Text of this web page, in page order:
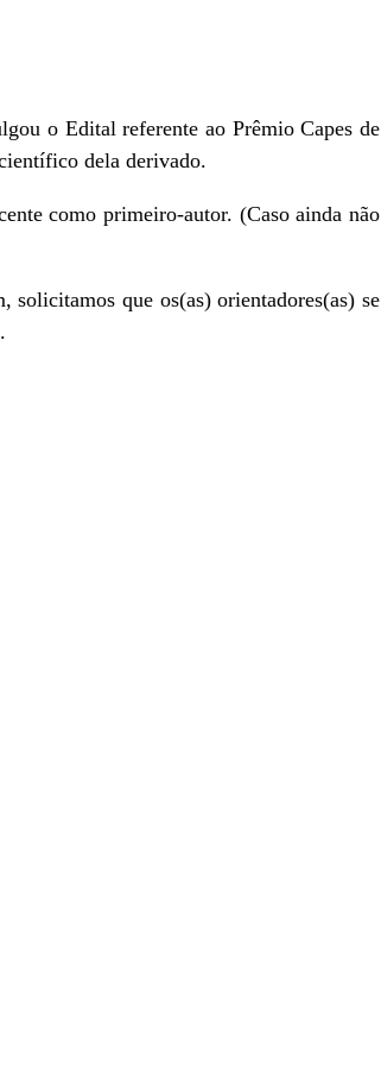
o Edital referente ao Prêmio Capes de
dela derivado.
como primeiro-autor. (Caso ainda não
solicitamos que os(as) orientadores(as) se